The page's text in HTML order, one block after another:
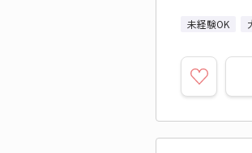
未経験OK